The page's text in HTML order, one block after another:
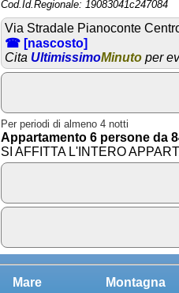
Cod.Id.Regionale: 19083041c247084
Via Stradale Pianoconte
☎ [nascosto]
Cita UltimissimoMinuto per
Per periodi di almeno 4 notti
Appartamento 6 persone da
SI AFFITTA L'INTERO
Mare Montagna